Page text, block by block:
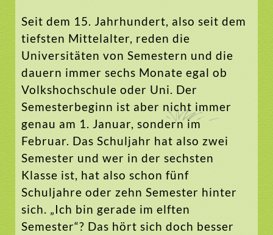
Seit dem 15. Jahrhundert, also seit dem
tiefsten Mittelalter, reden die
Universitäten von Semestern und die
dauern immer sechs Monate egal ob
Volkshochschule oder Uni. Der
Semesterbeginn ist aber nicht immer
genau am 1. Januar, sondern im
Februar. Das Schuljahr hat also zwei
Semester und wer in der sechsten
Klasse ist, hat also schon fünf
Schuljahre oder zehn Semester hinter
sich. „Ich bin gerade im elften
Semester“? Das hört sich doch besser